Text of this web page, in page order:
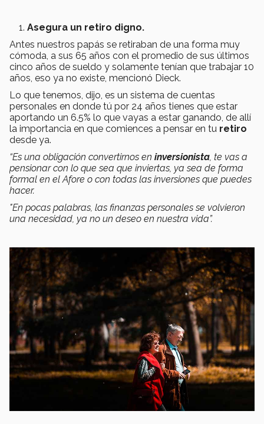
Asegura un retiro digno.
Antes nuestros papás se retiraban de una forma muy
cómoda, a sus 65 años con el promedio de sus últimos
cinco años de sueldo y solamente tenían que trabajar 10
años, eso ya no existe, mencionó Dieck.
Lo que tenemos, dijo, es un sistema de cuentas
personales en donde tú por 24 años tienes que estar
aportando un 6.5% lo que vayas a estar ganando, de allí
la importancia en que comiences a pensar en tu retiro
desde ya.
“Es una obligación convertirnos en inversionista, te vas a
pensionar con lo que sea que inviertas, ya sea de forma
formal en el Afore o con todas las inversiones que puedes
hacer.
"En pocas palabras, las finanzas personales se volvieron
una necesidad, ya no un deseo en nuestra vida”.